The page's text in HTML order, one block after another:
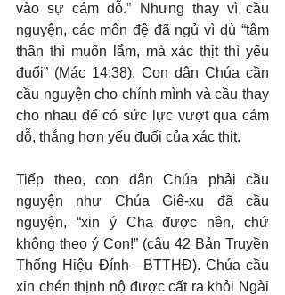
vào sự cám dỗ.” Nhưng thay vì cầu
nguyện, các môn đệ đã ngủ vì dù “tâm
thần thì muốn lắm, mà xác thịt thì yếu
đuối” (Mác 14:38). Con dân Chúa cần
cầu nguyện cho chính mình và cầu thay
cho nhau để có sức lực vượt qua cám
dỗ, thắng hơn yếu đuối của xác thịt.
Tiếp theo, con dân Chúa phải cầu
nguyện như Chúa Giê-xu đã cầu
nguyện, “xin ý Cha được nên, chứ
không theo ý Con!” (câu 42 Bản Truyền
Thống Hiệu Đính—BTTHĐ). Chúa cầu
xin chén thịnh nộ được cất ra khỏi Ngài